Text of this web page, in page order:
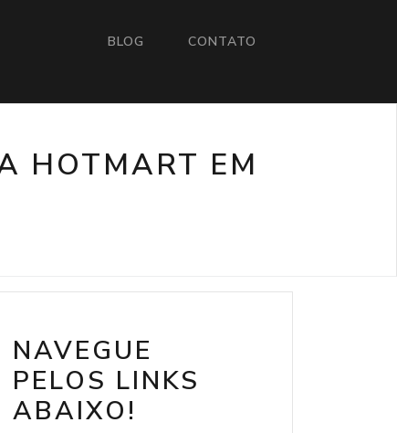
BLOG CONTATO
HOTMART EM
NAVEGUE
PELOS LINKS
ABAIXO!